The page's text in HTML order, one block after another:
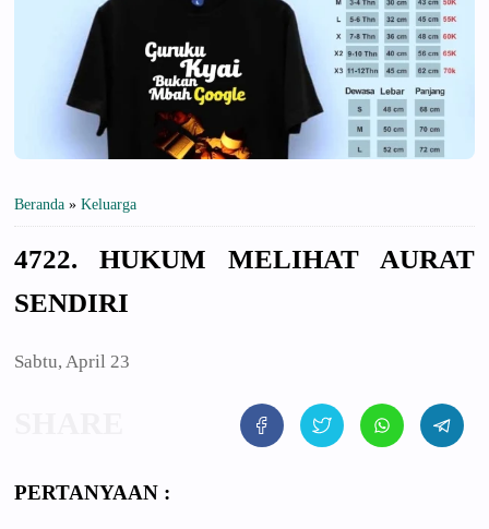
Beranda » Keluarga
4722. HUKUM MELIHAT AURAT
SENDIRI
Sabtu, April 23
PERTANYAAN :